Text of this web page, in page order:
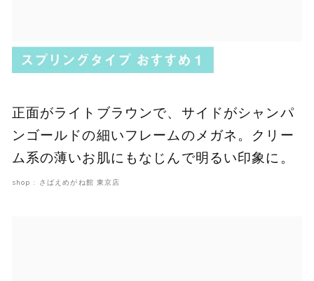
正面がライトブラウンで、サイドがシャンパ
ンゴールドの細いフレームのメガネ。クリー
ム系の薄いお肌にもなじんで明るい印象に。
shop : さばえめがね館 東京店